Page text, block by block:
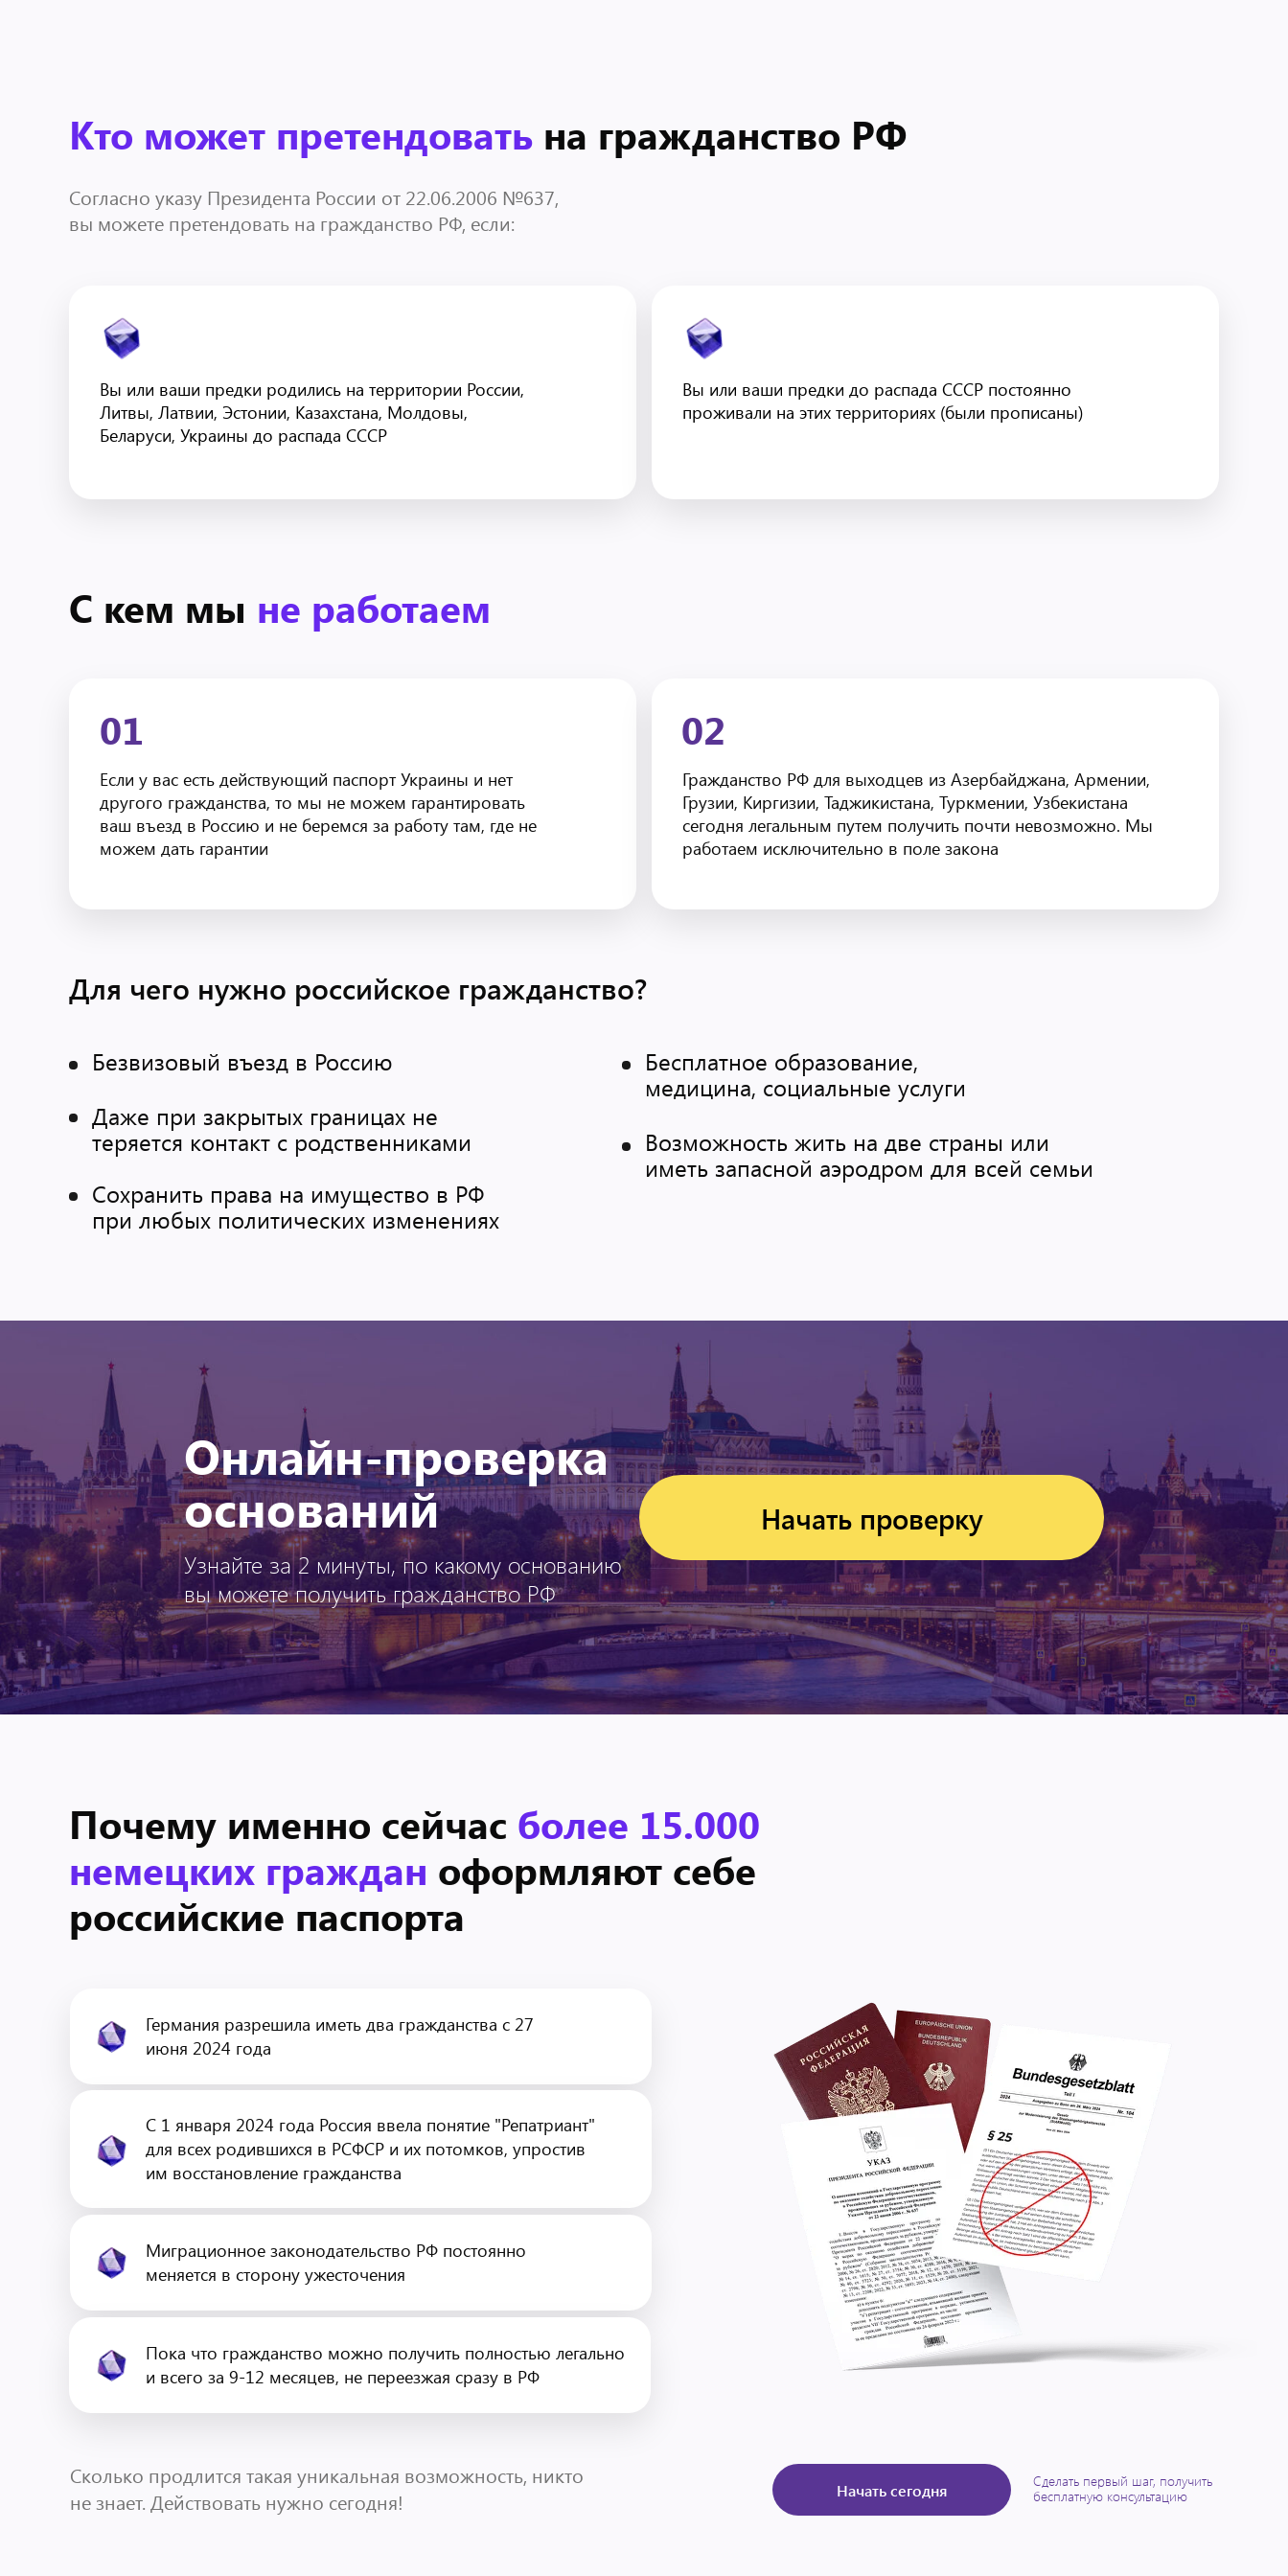
Кто может претендовать на гражданство РФ
Согласно указу Президента России от 22.06.2006 №637,
вы можете претендовать на гражданство РФ, если:
Вы или ваши предки родились на территории России,
Литвы, Латвии, Эстонии, Казахстана, Молдовы,
Беларуси, Украины до распада СССР
Вы или ваши предки до распада СССР постоянно
проживали на этих территориях (были прописаны)
С кем мы не работаем
Если у вас есть действующий паспорт Украины и нет
другого гражданства, то мы не можем гарантировать
ваш въезд в Россию и не беремся за работу там, где не
можем дать гарантии
Гражданство РФ для выходцев из Азербайджана, Армении,
Грузии, Киргизии, Таджикистана, Туркмении, Узбекистана
сегодня легальным путем получить почти невозможно. Мы
работаем исключительно в поле закона
01 02
Для чего нужно российское гражданство?
Безвизовый въезд в Россию
Даже при закрытых границах не
теряется контакт с родственниками
Сохранить права на имущество в РФ
при любых политических изменениях
Бесплатное образование,
медицина, социальные услуги
Возможность жить на две страны или
иметь запасной аэродром для всей семьи
Онлайн-проверка
оснований
Начать проверку
Узнайте за 2 минуты, по какому основанию
вы можете получить гражданство РФ
Почему именно сейчас более 15.000
немецких граждан оформляют себе
российские паспорта
Сколько продлится такая уникальная возможность, никто
не знает. Действовать нужно сегодня!
Начать сегодня
Сделать первый шаг, получить
бесплатную консультацию
Германия разрешила иметь два гражданства с 27
июня 2024 года
С 1 января 2024 года Россия ввела понятие "Репатриант"
для всех родившихся в РСФСР и их потомков, упростив
им восстановление гражданства
Миграционное законодательство РФ постоянно
меняется в сторону ужесточения
Пока что гражданство можно получить полностью легально
и всего за 9-12 месяцев, не переезжая сразу в РФ